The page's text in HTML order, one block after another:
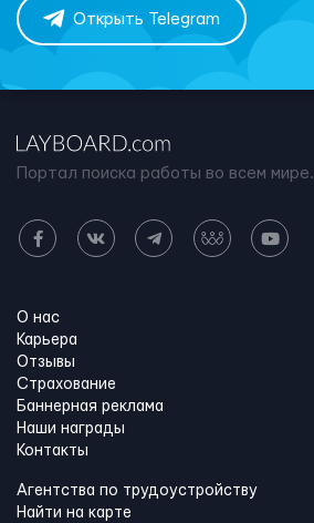
Открыть Telegram
Портал поиска работы во всем мире.
О нас
Карьера
Отзывы
Страхование
Баннерная реклама
Наши награды
Контакты
Агентства по трудоустройству
Найти на карте